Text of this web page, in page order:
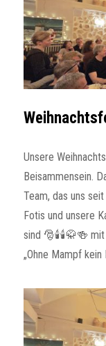
Unsere
Beisammensein.
Team, das uns
Fotis und unsere
sind 🎅🕯️🕯️🥋🍻 mit
„Ohne Mampf kein